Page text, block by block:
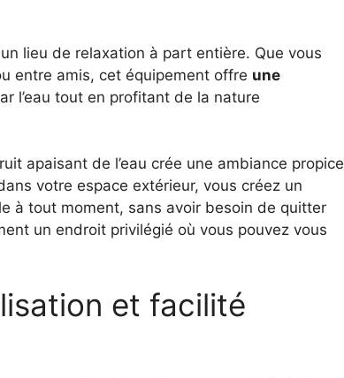
lieu de relaxation à part entière. Que vous
entre amis, cet équipement offre une
l’eau tout en profitant de la nature
apaisant de l’eau crée une ambiance propice
votre espace extérieur, vous créez un
à tout moment, sans avoir besoin de quitter
un endroit privilégié où vous pouvez vous
et facilité